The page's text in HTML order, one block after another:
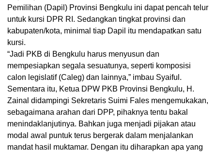
Pemilihan (Dapil) Provinsi Bengkulu ini dapat pencah telur
untuk kursi DPR RI. Sedangkan tingkat provinsi dan
kabupaten/kota, minimal tiap Dapil itu mendapatkan satu
kursi.
“Jadi PKB di Bengkulu harus menyusun dan
mempesiapkan segala sesuatunya, seperti komposisi
calon legislatif (Caleg) dan lainnya,” imbau Syaiful.
Sementara itu, Ketua DPW PKB Provinsi Bengkulu, H.
Zainal didampingi Sekretaris Suimi Fales mengemukakan,
sebagaimana arahan dari DPP, pihaknya tentu bakal
menindaklanjutinya. Bahkan juga menjadi pijakan atau
modal awal puntuk terus bergerak dalam menjalankan
mandat hasil muktamar. Dengan itu diharapkan apa yang